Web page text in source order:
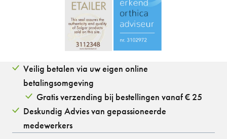
Veilig betalen via uw eigen online
betalingsomgeving
Gratis verzending bij bestellingen vanaf € 25
Deskundig Advies van gepassioneerde
medewerkers